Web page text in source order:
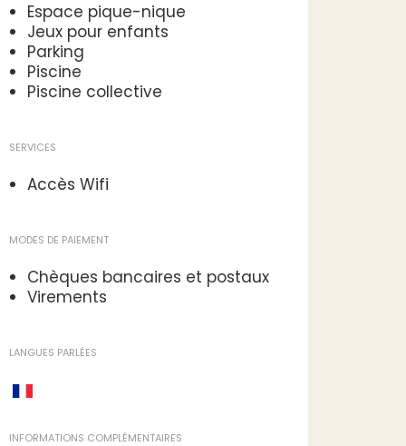
Espace pique-nique
Jeux pour enfants
Parking
Piscine
Piscine collective
SERVICES
Accès Wifi
MODES DE PAIEMENT
Chèques bancaires et postaux
Virements
LANGUES PARLÉES
INFORMATIONS COMPLÉMENTAIRES